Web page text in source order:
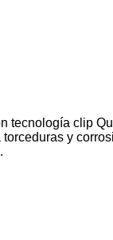
tecnología clip
y